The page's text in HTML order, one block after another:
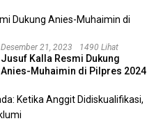
Desember 21, 2023 1490 Lihat
Jusuf Kalla Resmi Dukung
Anies-Muhaimin di Pilpres 2024